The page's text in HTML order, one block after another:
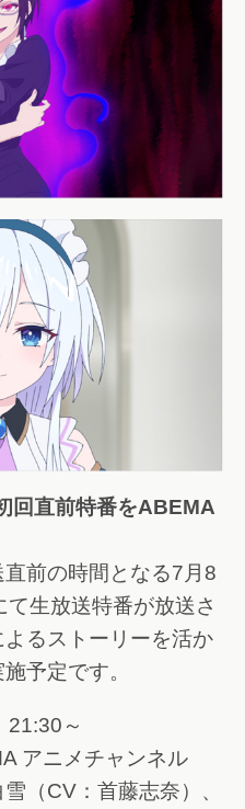
回直前特番をABEMA
前の時間となる7月8
生放送特番が放送さ
るストーリーを活か
予定です。
21:30～
アニメチャンネル
（CV：首藤志奈）、